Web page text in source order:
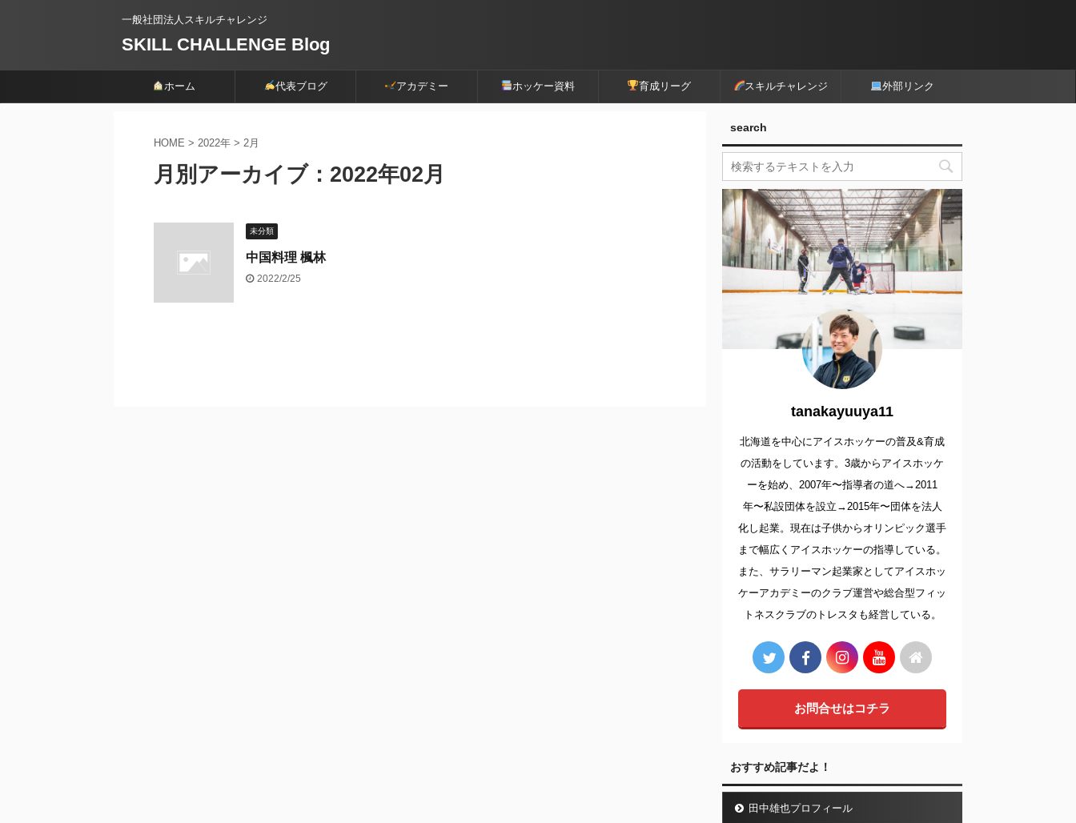
一般社団法人スキルチャレンジ
SKILL CHALLENGE Blog
ホーム 代表ブログ アカデミー ホッケー資料 育成リーグ スキルチャレンジ 外部リンク
HOME > 2022年 > 2月
月別アーカイブ：2022年02月
未分類
中国料理 楓林
2022/2/25
search
tanakayuuya11
北海道を中心にアイスホッケーの普及&育成
の活動をしています。3歳からアイスホッケ
ーを始め、2007年〜指導者の道へ→2011
年〜私設団体を設立→2015年〜団体を法人
化し起業。現在は子供からオリンピック選手
まで幅広くアイスホッケーの指導している。
また、サラリーマン起業家としてアイスホッ
ケーアカデミーのクラブ運営や総合型フィッ
トネスクラブのトレスタも経営している。
お問合せはコチラ
おすすめ記事だよ！
田中雄也プロフィール